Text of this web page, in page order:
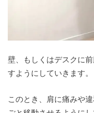
壁、もしくはデスクに
すようにしていきます。
このとき、肩に痛みや